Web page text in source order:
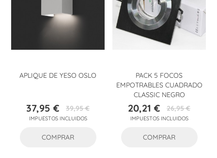
APLIQUE DE YESO OSLO
Precio
37,95 €Precio
base
39,95 €
IMPUESTOS INCLUIDOS
COMPRAR
PACK 5 FOCOS
EMPOTRABLES CUADRADO
CLASSIC NEGRO
Precio
20,21 €Precio
base
26,95 €
IMPUESTOS INCLUIDOS
COMPRAR